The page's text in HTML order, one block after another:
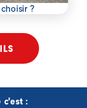
?
c'est :